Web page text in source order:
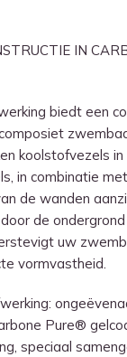
IN
biedt een
koolstofvezels
in combinatie
de wanden
de
uw
vormvastheid.
Pure®
speciaal